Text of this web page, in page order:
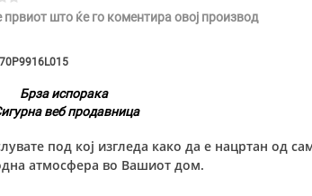
првиот што ќе го коментира овој производ
Брза испорака
веб продавница
под кој изгледа како да е нацртан од
атмосфера во Вашиот дом.